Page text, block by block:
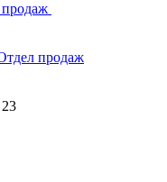
продаж